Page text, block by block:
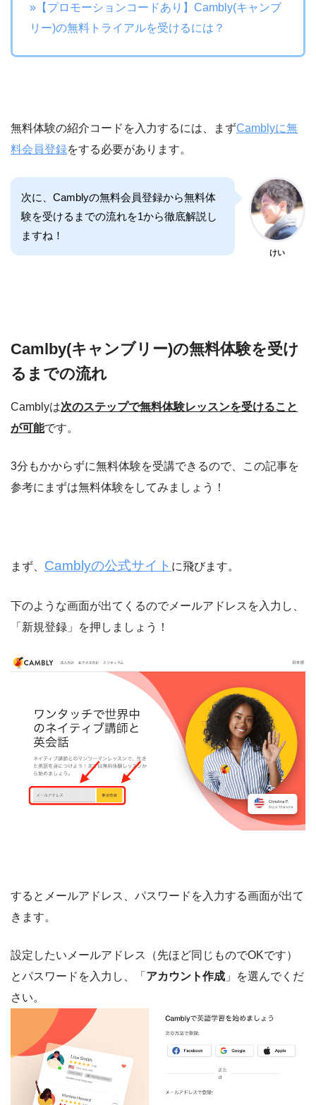
»【プロモーションコードあり】Cambly(キャンブ
リー)の無料トライアルを受けるには？
無料体験の紹介コードを入力するには、まずCamblyに無
料会員登録をする必要があります。
次に、Camblyの無料会員登録から無料体
験を受けるまでの流れを1から徹底解説し
ますね！
けい
Camlby(キャンブリー)の無料体験を受け
るまでの流れ
Camblyは次のステップで無料体験レッスンを受けること
が可能です。
3分もかからずに無料体験を受講できるので、この記事を
参考にまずは無料体験をしてみましょう！
まず、 Camblyの公式サイト に飛びます。
下のような画面が出てくるのでメールアドレスを入力し、
「新規登録」を押しましょう！
するとメールアドレス、パスワードを入力する画面が出て
きます。
設定したいメールアドレス（先ほど同じものでOKです）
とパスワードを入力し、「 アカウント作成 」を選んでくだ
さい。